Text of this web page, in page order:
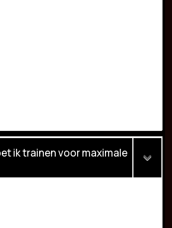
ik trainen voor maximale